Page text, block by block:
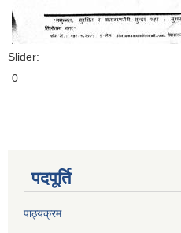
Slider:
0
पदपूर्ति
पाठ्यक्रम